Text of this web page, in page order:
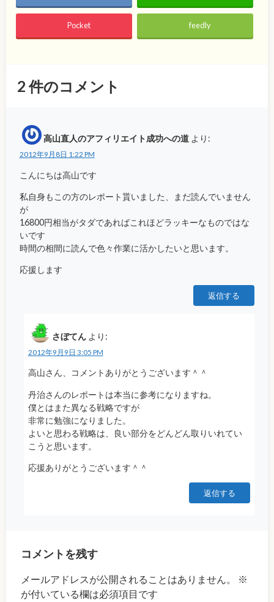
Pocket feedly
2件のコメント
高山直人のアフィリエイト成功への道 より:
2012年9月8日 1:22 PM
こんにちは高山です
私自身もこの方のレポート貰いました、まだ読んでいません
が
16800円相当がタダであればこれほどラッキーなものではな
いです
時間の相間に読んで色々作業に活かしたいと思います。
応援します
返信する
さぼてん より:
2012年9月9日 3:05 PM
高山さん、コメントありがとうございます＾＾
丹治さんのレポートは本当に参考になりますね。
僕とはまた異なる戦略ですが
非常に勉強になりました。
よいと思わる戦略は、良い部分をどんどん取りいれてい
こうと思います。
応援ありがとうございます＾＾
返信する
コメントを残す
メールアドレスが公開されることはありません。
※
が付いている欄は必須項目です